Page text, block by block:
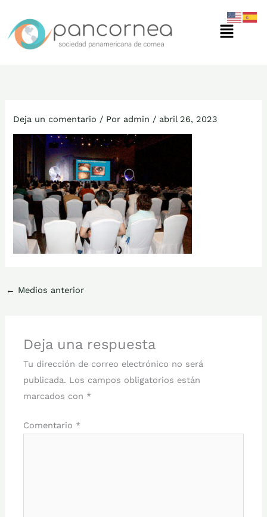
contenido
Menú
Deja un comentario / Por admin / abril 26, 2023
← Medios anterior
Deja una respuesta
Tu dirección de correo electrónico no será
publicada. Los campos obligatorios están
marcados con *
Comentario *